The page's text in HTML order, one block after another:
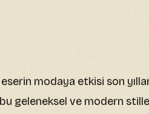
modaya etkisi son
geleneksel ve modern